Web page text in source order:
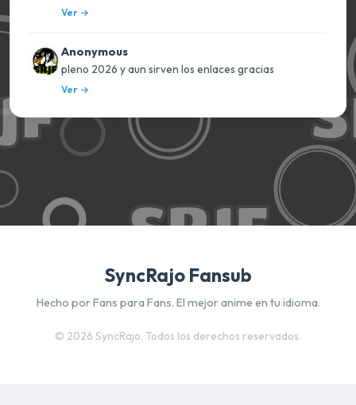
Ver
Anonymous
pleno 2026 y aun sirven los enlaces gracias
Ver
SyncRajo Fansub
Hecho por Fans para Fans. El mejor anime en tu idioma.
© 2026 SyncRajo. Todos los derechos reservados.